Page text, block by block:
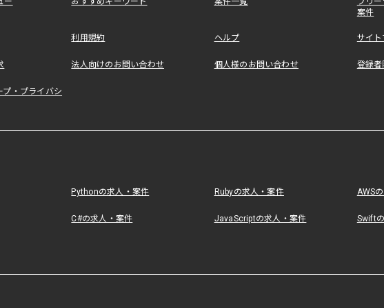
案件
利用規約 ヘルプ サイ
法人向けのお問い合わせ 個人様のお問い合わせ 登録
プ・プライバシ
Pythonの求人・案件 Rubyの求人・案件 AWS
C#の求人・案件 JavaScriptの求人・案件 Swift